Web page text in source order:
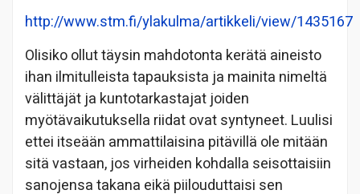
http://www.stm.fi/ylakulma/artikkeli/view/1435167
Olisiko ollut täysin mahdotonta kerätä aineisto
ihan ilmitulleista tapauksista ja mainita nimeltä
välittäjät ja kuntotarkastajat joiden
myötävaikutuksella riidat ovat syntyneet. Luulisi
ettei itseään ammattilaisina pitävillä ole mitään
sitä vastaan, jos virheiden kohdalla seisottaisiin
sanojensa takana eikä piilouduttaisi sen